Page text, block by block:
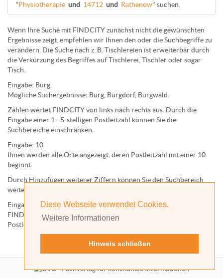
Diese Webseite verwendet Cookies.
Weitere Informationen
Hinweis schließen
"Physiotherapie und 14712 und Rathenow" suchen.
Wenn Ihre Suche mit FINDCITY zunächst nicht die gewünschten
Ergebnisse zeigt, empfehlen wir Ihnen den oder die Suchbegriffe zu
verändern. Die Suche nach z. B. Tischlereien ist erweiterbar durch
die Verkürzung des Begriffes aufTischlerei Tischleroder sogar
Tisch
Eingabe: Burg
Mögliche Suchergebnisse: Burg Burgdorf, Burgwald.
Zahlen wertet FINDCITY von links nach rechts aus. Durch die
Eingabe einer 1 - 5-stelligen Postleitzahl können Sie die
Suchbereiche einschränken.
Eingabe: 10
Ihnen werden alle Orteangezeigt, deren Postleitzahl mit einer 10
beginnt.
Durch Hinzufügen weiterer Ziffern können Sie den Suchbereich
weiter einschränken.
Eingabe:
10585
FINDCITY präsentiert Ihnen ausschließlich die zu dieser
Postleitzahl gehörende Kommune; in diesem Fall Berlin.